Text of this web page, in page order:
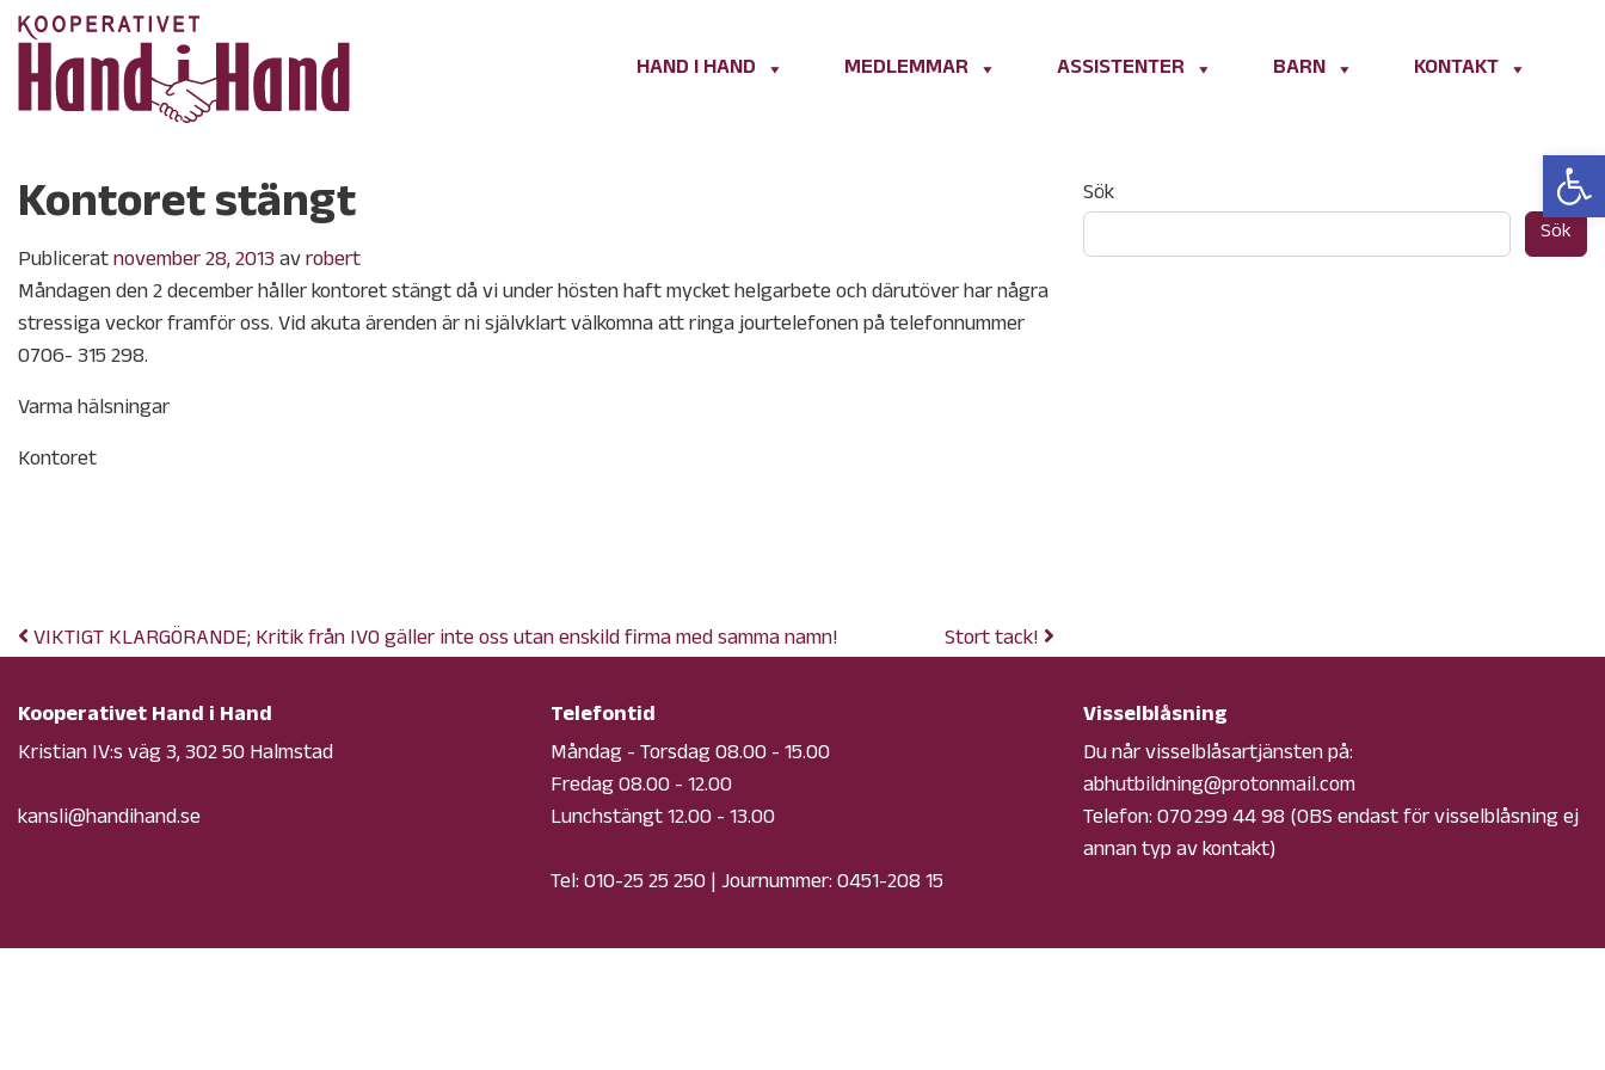
HAND I HAND MEDLEMMAR ASSISTENTER BARN KONTAKT
Kontoret stängt
Publiceratnovember 28, 2013avrobert
Måndagen den 2 december håller kontoret stängt då vi under hösten haft mycket helgarbete och därutöver har några
stressiga veckor framför oss. Vid akuta ärenden är ni självklart välkomna att ringa jourtelefonen på telefonnummer
0706- 315 298.
Varma hälsningar
Kontoret
VIKTIGT KLARGÖRANDE; Kritik från IVO gäller inte oss utan enskild firma med samma namn! Stort tack!
Sök
Sök
Kooperativet Hand i Hand
Kristian IV:s väg 3, 302 50 Halmstad
kansli@handihand.se
Telefontid
Måndag - Torsdag 08.00 - 15.00
Fredag 08.00 - 12.00
Lunchstängt 12.00 - 13.00
Tel:010-25 25 250| Journummer:0451-208 15
Visselblåsning
Du når visselblåsartjänsten på:
abhutbildning@protonmail.com
Telefon: 070 299 44 98 (OBS endast för visselblåsning ej
annan typ av kontakt)